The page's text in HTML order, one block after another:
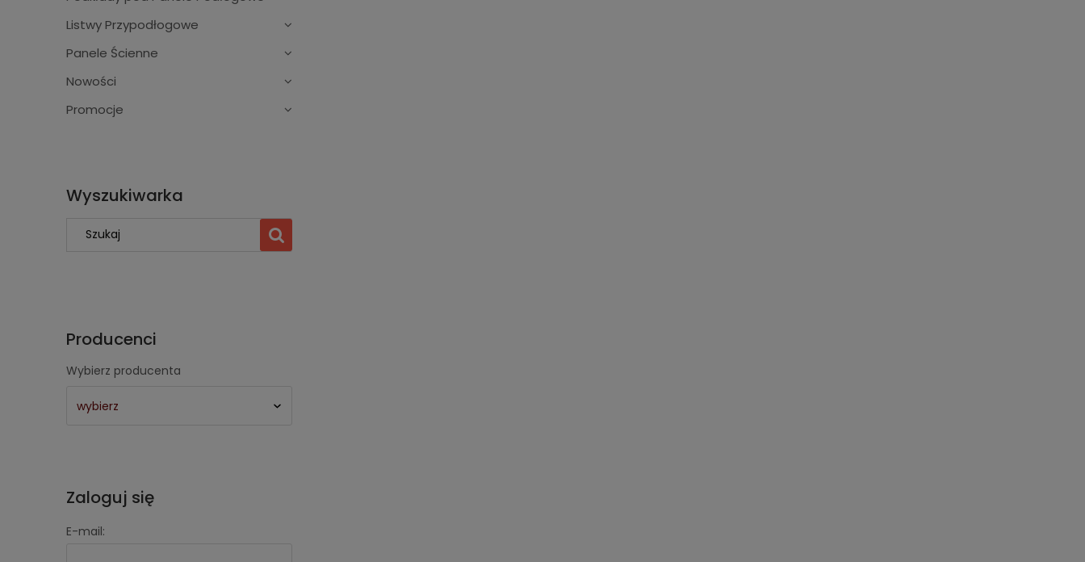
Listwy Przypodłogowe
Panele Ścienne
Nowości
Promocje
Wyszukiwarka
Producenci
Wybierz producenta
Zaloguj się
E-mail: